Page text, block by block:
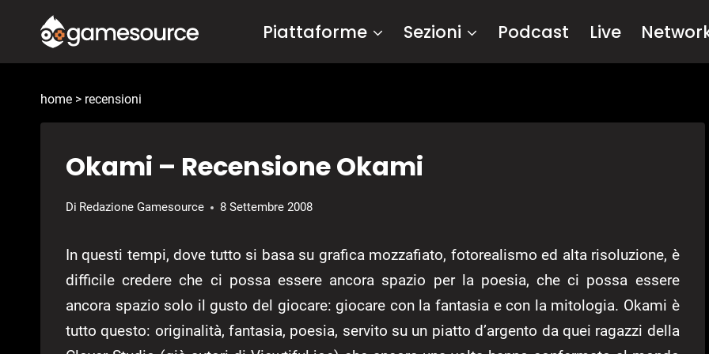
contenuto
Piattaforme Sezioni Podcast Live
home > recensioni
Okami – Recensione Okami
Di Redazione Gamesource 8 Settembre 2008
In questi tempi, dove tutto si basa su grafica mozzafiato, fotorealismo ed alta risoluzione, è
difficile credere che ci possa essere ancora spazio per la poesia, che ci possa essere
ancora spazio solo il gusto del giocare: giocare con la fantasia e con la mitologia. Okami è
tutto questo: originalità, fantasia, poesia, servito su un piatto d’argento da quei ragazzi della